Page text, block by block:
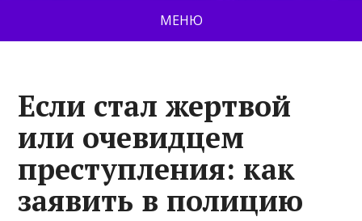
МЕНЮ
Если стал жертвой
или очевидцем
преступления: как
заявить в полицию